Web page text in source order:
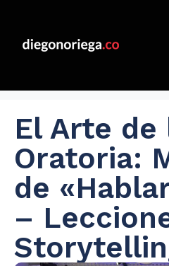
El Arte de
Oratoria:
de
–